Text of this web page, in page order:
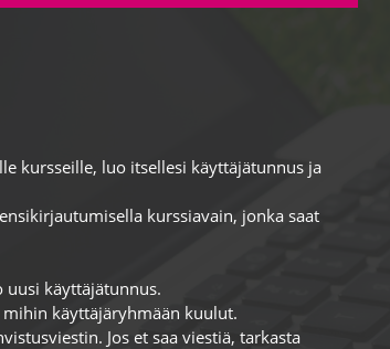
kursseille, luo itsellesi käyttäjätunnus ja
kurssiavain, jonka saat
uusi käyttäjätunnus.
käyttäjäryhmään kuulut.
Jos et saa viestiä, tarkasta